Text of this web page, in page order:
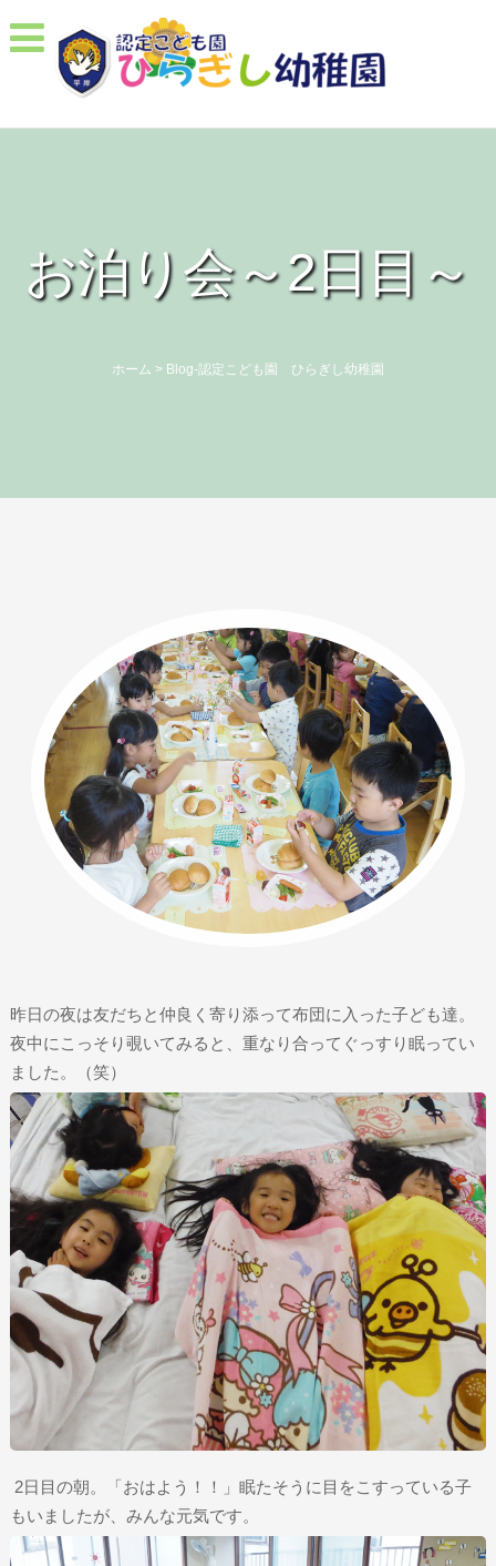
お泊り会～2日目～
ホーム > Blog-認定こども園 ひらぎし幼稚園
昨日の夜は友だちと仲良く寄り添って布団に入った子ども達。
夜中にこっそり覗いてみると、重なり合ってぐっすり眠ってい
ました。（笑）
2日目の朝。「おはよう！！」眠たそうに目をこすっている子
もいましたが、みんな元気です。